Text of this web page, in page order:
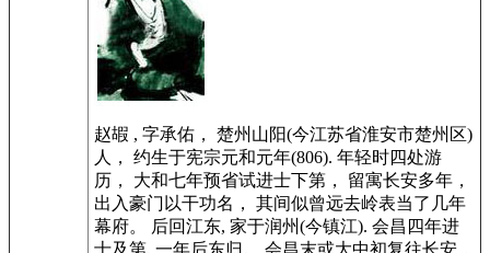
赵嘏 , 字承佑， 楚州山阳(今江苏省淮安市楚州区)
人， 约生于宪宗元和元年(806). 年轻时四处游
历， 大和七年预省试进士下第， 留寓长安多年，
出入豪门以干功名， 其间似曾远去岭表当了几年
幕府。 后回江东, 家于润州(今镇江). 会昌四年进
士及第, 一年后东归。 会昌末或大中初复往长安，